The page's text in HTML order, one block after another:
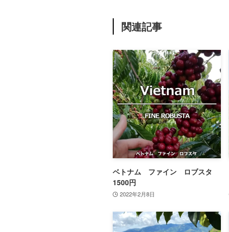
関連記事
ベトナム ファイン ロブスタ
1500円
2022年2月8日